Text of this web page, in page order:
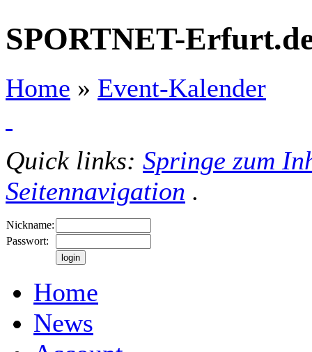
SPORTNET-
Home » Event-Kalender
Quick links: Springe zum
Seitennavigation .
Nickname:
Passwort:
Home
News